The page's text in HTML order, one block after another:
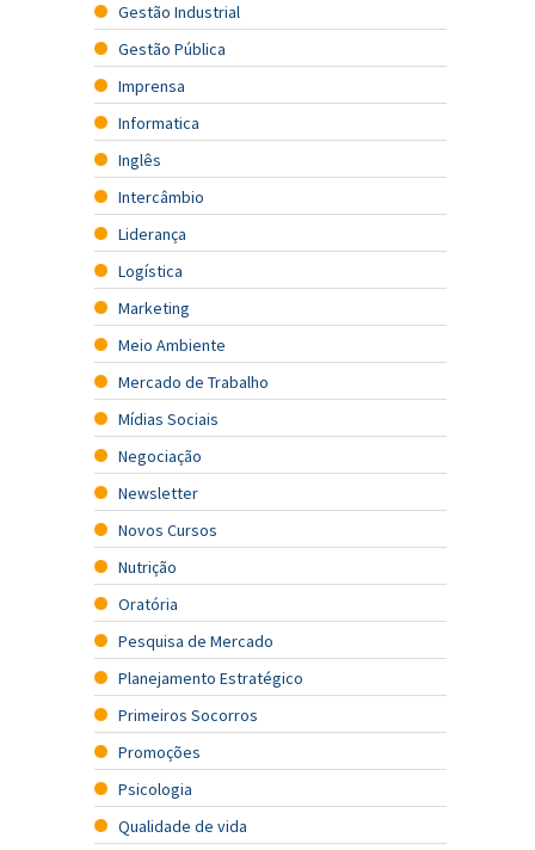
Gestão Industrial
Gestão Pública
Imprensa
Informatica
Inglês
Intercâmbio
Liderança
Logística
Marketing
Meio Ambiente
Mercado de Trabalho
Mídias Sociais
Negociação
Newsletter
Novos Cursos
Nutrição
Oratória
Pesquisa de Mercado
Planejamento Estratégico
Primeiros Socorros
Promoções
Psicologia
Qualidade de vida